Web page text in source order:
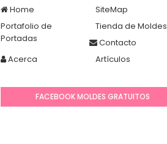
Home
SiteMap
Portafolio de
Portadas
Tienda de Moldes
Contacto
Artículos
Acerca
FACEBOOK MOLDES GRATUITOS